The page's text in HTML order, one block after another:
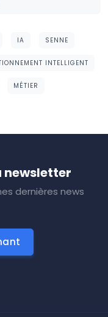
IA SENNE
INTELLIGENT
MÉTIER
newsletter
dernières news